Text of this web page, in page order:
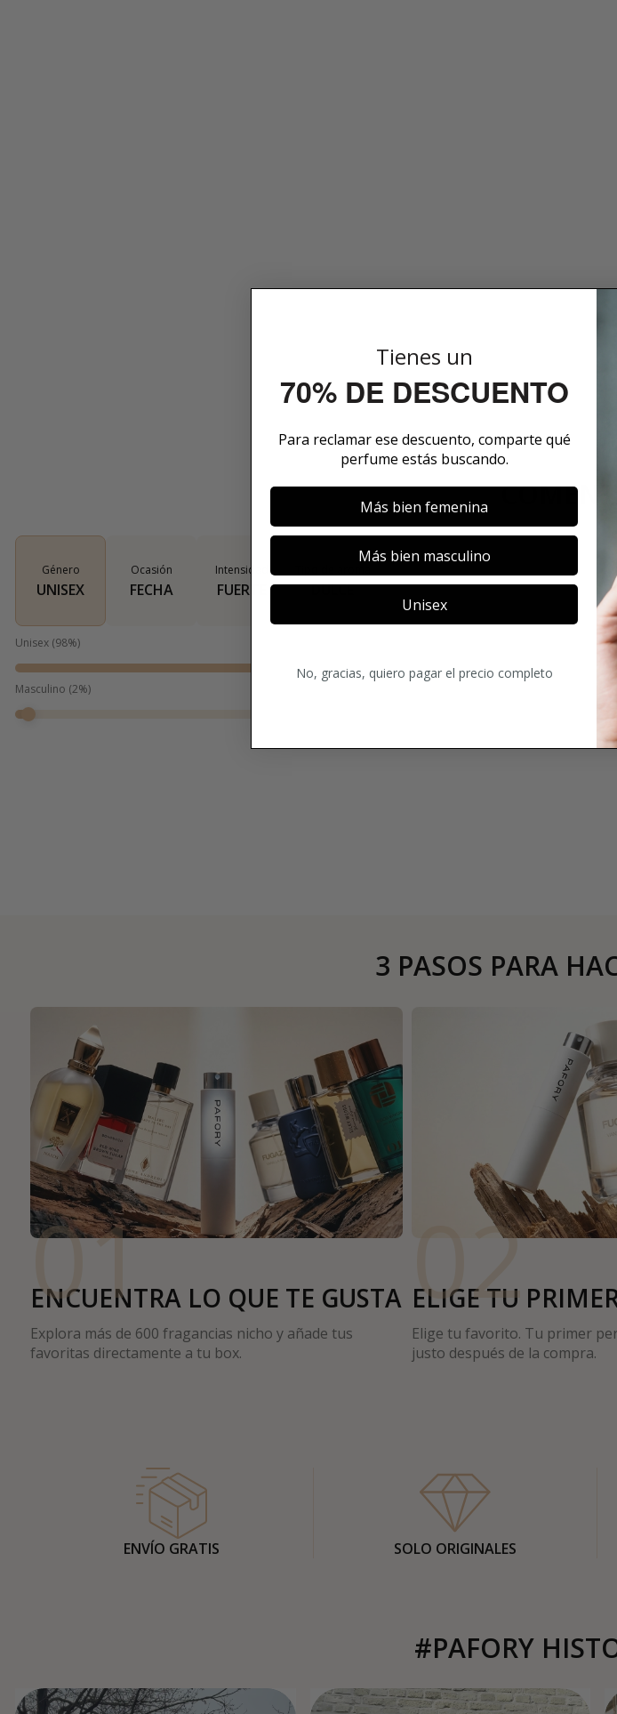
Género
UNISEX
Ocasión
FECHA
Intensidad
FUERTE DULCE
Unisex (98%)
Masculino (2%)
3 PASOS PARA
01
ENCUENTRA LO QUE TE GUSTA
Explora más de 600 fragancias nicho y añade tus
favoritas directamente a tu box.
02
ELIGE TU
Elige tu favorito. Tu primer
justo después de la compra.
ENVÍO GRATIS SOLO ORIGINALES
#PAFORY
Tienes un
70% DE DESCUENTO
Para reclamar ese descuento, comparte qué
perfume estás buscando.
Más bien femenina
Más bien masculino
Unisex
No, gracias, quiero pagar el precio completo